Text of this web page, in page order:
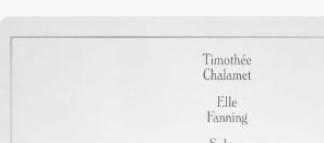
ihn waren: Della , Isabel , das Model
Frau Nancy die Stripperin Karen und Elizabeth, die mit
einem anderen verheiratet war und die
möglicherweise ein Kind mit ihm
Joseph spielt in den Gedanken des